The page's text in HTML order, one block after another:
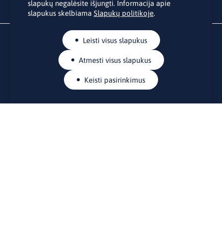
slapukų negalėsite išjungti. Informacija apie
slapukus skelbiama Slapukų politikoje.
Leisti visus slapukus
Atmesti visus slapukus
Keisti pasirinkimus